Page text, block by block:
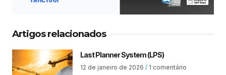
Artigos relacionados
Last Planner System (LPS)
12 de janeiro de 2026 1 comentário